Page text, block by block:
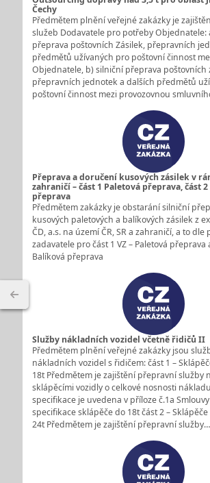
Čechy
Předmětem plnění veřejné zakázky je
služeb Dodavatele pro potřeby Objednatele:
přeprava poštovních Zásilek, přepravních
předmětů užívaných pro poštovní činnost
Objednatele, b) silniční přeprava poštovních
přepravních jednotek a dalších předmětů
poštovní činnost mezi provozovnou
Přeprava a doručení kusových zásilek v
zahraničí – část 1 Paletová přeprava, část
přeprava
Předmětem zakázky je obstarání silniční
kusových paletových a balíkových zásilek z
ČD, a.s. na území ČR, SR a zahraničí, a to dle
zadavatele pro část 1 VZ – Paletová přeprava
Balíková přeprava
Služby nákladních vozidel včetně řidičů II
Předmětem plnění veřejné zakázky jsou
nákladních vozidel s řidičem: část 1 –
18t Předmětem je zajištění přepravní služby
sklápěcími vozidly o celkové nosnosti
specifikace je uvedena v příloze č.1a
specifikace sklápěče do 18t část 2 –
24t Předmětem je zajištění přepravní služby…